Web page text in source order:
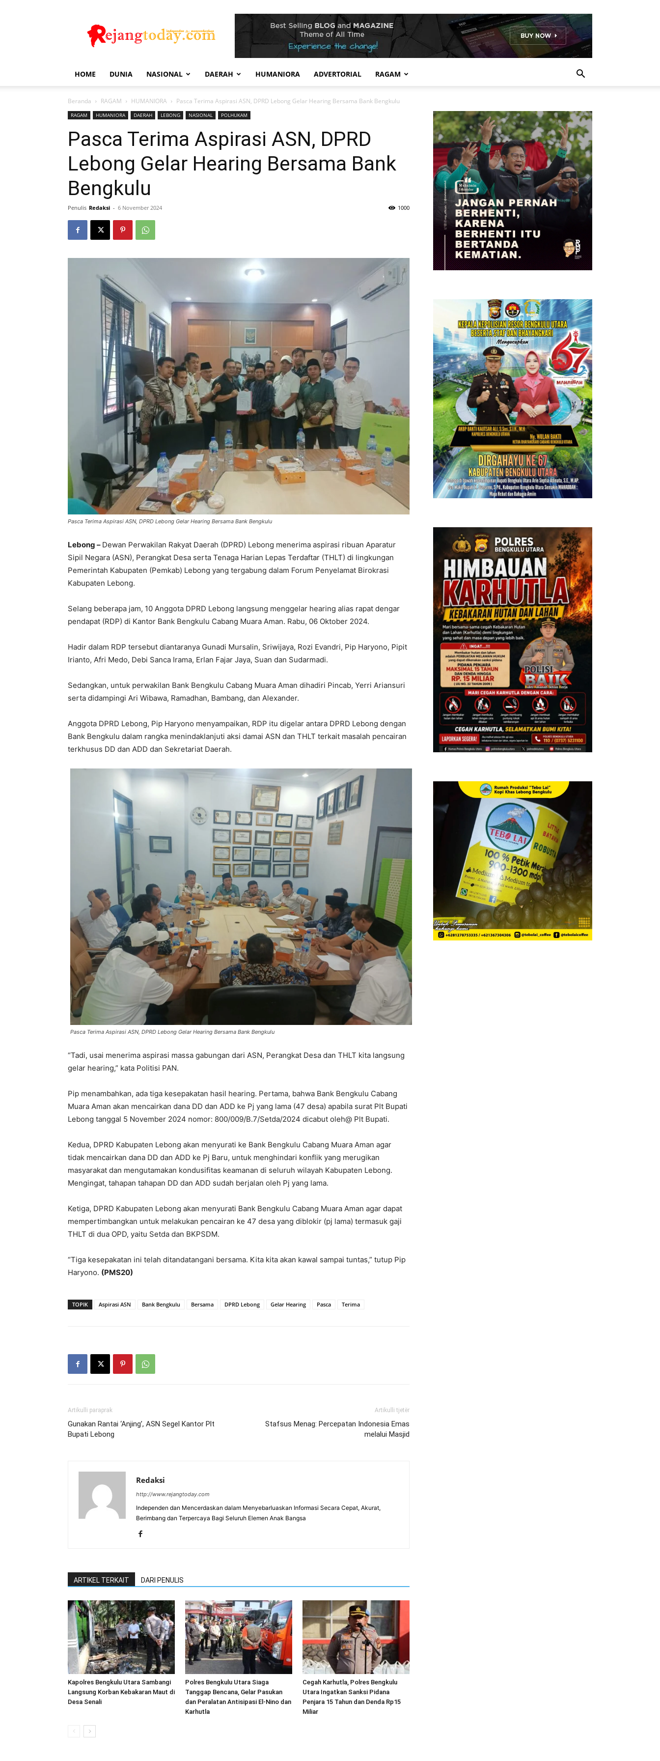
Today
HOME DUNIA NASIONAL DAERAH HUMANIORA ADVERTORIAL RAGAM
Beranda RAGAM HUMANIORA Pasca Terima Aspirasi ASN, DPRD Lebong Gelar Hearing Bersama Bank Bengkulu
RAGAM HUMANIORA DAERAH LEBONG NASIONAL POLHUKAM
Pasca Terima Aspirasi ASN, DPRD
Lebong Gelar Hearing Bersama Bank
Bengkulu
Penulis Redaksi - 6 November 2024 1000
Pasca Terima Aspirasi ASN, DPRD Lebong Gelar Hearing Bersama Bank Bengkulu
Lebong – Dewan Perwakilan Rakyat Daerah (DPRD) Lebong menerima aspirasi ribuan Aparatur
Sipil Negara (ASN), Perangkat Desa serta Tenaga Harian Lepas Terdaftar (THLT) di lingkungan
Pemerintah Kabupaten (Pemkab) Lebong yang tergabung dalam Forum Penyelamat Birokrasi
Kabupaten Lebong.
Selang beberapa jam, 10 Anggota DPRD Lebong langsung menggelar hearing alias rapat dengar
pendapat (RDP) di Kantor Bank Bengkulu Cabang Muara Aman. Rabu, 06 Oktober 2024.
Hadir dalam RDP tersebut diantaranya Gunadi Mursalin, Sriwijaya, Rozi Evandri, Pip Haryono, Pipit
Irianto, Afri Medo, Debi Sanca Irama, Erlan Fajar Jaya, Suan dan Sudarmadi.
Sedangkan, untuk perwakilan Bank Bengkulu Cabang Muara Aman dihadiri Pincab, Yerri Ariansuri
serta didampingi Ari Wibawa, Ramadhan, Bambang, dan Alexander.
Anggota DPRD Lebong, Pip Haryono menyampaikan, RDP itu digelar antara DPRD Lebong dengan
Bank Bengkulu dalam rangka menindaklanjuti aksi damai ASN dan THLT terkait masalah pencairan
terkhusus DD dan ADD dan Sekretariat Daerah.
Pasca Terima Aspirasi ASN, DPRD Lebong Gelar Hearing Bersama Bank Bengkulu
“Tadi, usai menerima aspirasi massa gabungan dari ASN, Perangkat Desa dan THLT kita langsung
gelar hearing,” kata Politisi PAN.
Pip menambahkan, ada tiga kesepakatan hasil hearing. Pertama, bahwa Bank Bengkulu Cabang
Muara Aman akan mencairkan dana DD dan ADD ke Pj yang lama (47 desa) apabila surat Plt Bupati
Lebong tanggal 5 November 2024 nomor: 800/009/B.7/Setda/2024 dicabut oleh@ Plt Bupati.
Kedua, DPRD Kabupaten Lebong akan menyurati ke Bank Bengkulu Cabang Muara Aman agar
tidak mencairkan dana DD dan ADD ke Pj Baru, untuk menghindari konflik yang merugikan
masyarakat dan mengutamakan kondusifitas keamanan di seluruh wilayah Kabupaten Lebong.
Mengingat, tahapan tahapan DD dan ADD sudah berjalan oleh Pj yang lama.
Ketiga, DPRD Kabupaten Lebong akan menyurati Bank Bengkulu Cabang Muara Aman agar dapat
mempertimbangkan untuk melakukan pencairan ke 47 desa yang diblokir (pj lama) termasuk gaji
THLT di dua OPD, yaitu Setda dan BKPSDM.
“Tiga kesepakatan ini telah ditandatangani bersama. Kita kita akan kawal sampai tuntas,” tutup Pip
Haryono. (PMS20)
TOPIK Aspirasi ASN Bank Bengkulu Bersama DPRD Lebong Gelar Hearing Pasca Terima
Artikulli paraprak
Gunakan Rantai ‘Anjing’, ASN Segel Kantor Plt
Bupati Lebong
Artikulli tjetër
Stafsus Menag: Percepatan Indonesia Emas
melalui Masjid
Redaksi
http://www.rejangtoday.com
Independen dan Mencerdaskan dalam Menyebarluaskan Informasi Secara Cepat, Akurat,
Berimbang dan Terpercaya Bagi Seluruh Elemen Anak Bangsa
ARTIKEL TERKAIT DARI PENULIS
Kapolres Bengkulu Utara Sambangi
Langsung Korban Kebakaran Maut di
Desa Senali
Polres Bengkulu Utara Siaga
Tanggap Bencana, Gelar Pasukan
dan Peralatan Antisipasi El-Nino dan
Karhutla
Cegah Karhutla, Polres Bengkulu
Utara Ingatkan Sanksi Pidana
Penjara 15 Tahun dan Denda Rp15
Miliar